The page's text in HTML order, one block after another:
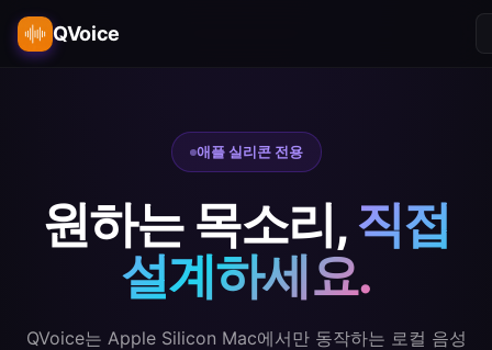
QVoice
애플 실리콘 전용
원하는 목소리, 직접
설계하세요.
QVoice는 Apple Silicon Mac에서만 동작하는 로컬 음성